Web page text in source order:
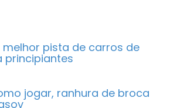
melhor pista de carros de
principiantes
jogar, ranhura de broca